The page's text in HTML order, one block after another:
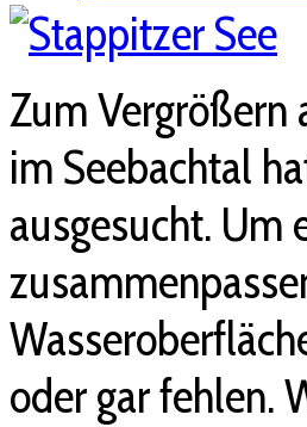
Zum Vergrößern
im Seebachtal
ausgesucht. Um
oder gar fehlen.